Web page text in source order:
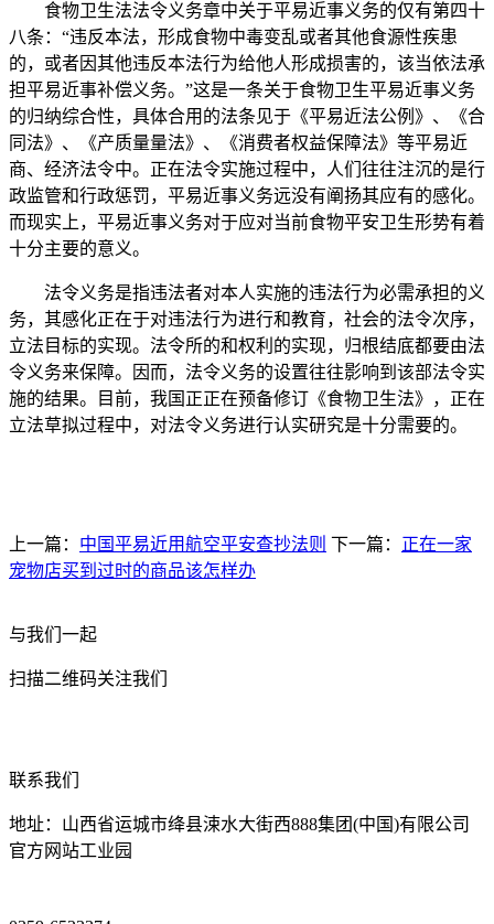
食物卫生法法令义务章中关于平易近事义务的仅有第四十
八条：“违反本法，形成食物中毒变乱或者其他食源性疾患
的，或者因其他违反本法行为给他人形成损害的，该当依法承
担平易近事补偿义务。”这是一条关于食物卫生平易近事义务
的归纳综合性，具体合用的法条见于《平易近法公例》、《合
同法》、《产质量量法》、《消费者权益保障法》等平易近
商、经济法令中。正在法令实施过程中，人们往往注沉的是行
政监管和行政惩罚，平易近事义务远没有阐扬其应有的感化。
而现实上，平易近事义务对于应对当前食物平安卫生形势有着
十分主要的意义。
法令义务是指违法者对本人实施的违法行为必需承担的义
务，其感化正在于对违法行为进行和教育，社会的法令次序，
立法目标的实现。法令所的和权利的实现，归根结底都要由法
令义务来保障。因而，法令义务的设置往往影响到该部法令实
施的结果。目前，我国正正在预备修订《食物卫生法》，正在
立法草拟过程中，对法令义务进行认实研究是十分需要的。
上一篇： 中国平易近用航空平安查抄法则 下一篇： 正在一家
宠物店买到过时的商品该怎样办
与我们一起
扫描二维码关注我们
联系我们
地址：山西省运城市绛县涑水大街西888集团(中国)有限公司
官方网站工业园